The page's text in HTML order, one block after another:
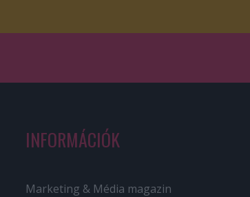
INFORMÁCIÓK
Marketing & Média magazin